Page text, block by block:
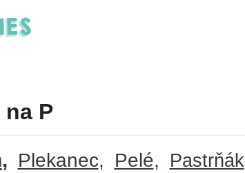
P
Plekanec Pelé Pastrňák